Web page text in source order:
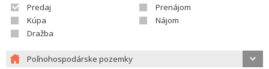
Predaj
Prenájom
Kúpa
Nájom
Dražba
Poľnohospodárske pozemky